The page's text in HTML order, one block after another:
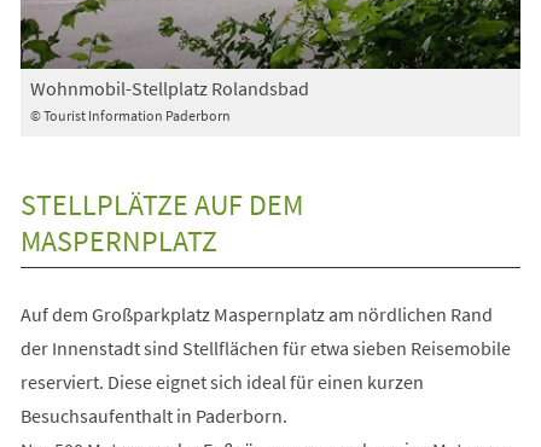
© Tourist Information Paderborn
Wohnmobil-Stellplatz Rolandsbad
STELLPLÄTZE AUF DEM
MASPERNPLATZ
Auf dem Großparkplatz Maspernplatz am nördlichen Rand
der Innenstadt sind Stellflächen für etwa sieben Reisemobile
reserviert. Diese eignet sich ideal für einen kurzen
Besuchsaufenthalt in Paderborn.